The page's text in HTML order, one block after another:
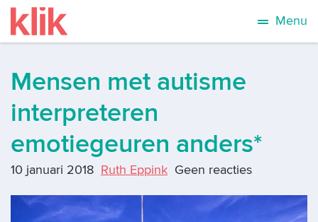
Menu
Mensen met autisme
interpreteren
emotiegeuren anders*
10 januari 2018 Ruth Eppink Geen reacties